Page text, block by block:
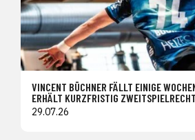
VINCENT BÜCHNER FÄLLT EINIGE
ERHÄLT KURZFRISTIG ZWEITSPIELRECHT
29.07.26